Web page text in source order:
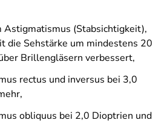
Astigmatismus (Stabsichtigkeit),
die Sehstärke um mindestens 20
Brillengläsern verbessert,
rectus und inversus bei 3,0
obliquus bei 2,0 Dioptrien und